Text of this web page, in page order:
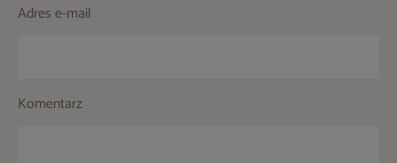
Adres e-mail
Komentarz